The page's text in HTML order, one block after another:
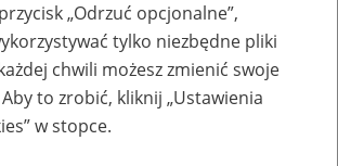
do siebie - zakładanie profili
Twojej firmy
„Odrzuć opcjonalne”,
tylko niezbędne pliki
chwili możesz zmienić swoje
to zrobić, kliknij „Ustawienia
w stopce.